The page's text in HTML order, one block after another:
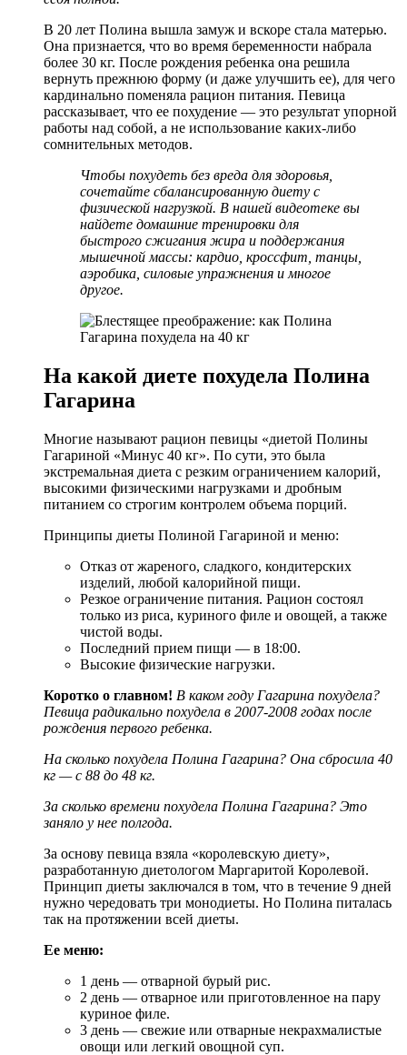
В 20 лет Полина вышла замуж и вскоре стала матерью.
Она признается, что во время беременности набрала
более 30 кг. После рождения ребенка она решила
вернуть прежнюю форму (и даже улучшить ее), для чего
кардинально поменяла рацион питания. Певица
рассказывает, что ее похудение — это результат упорной
работы над собой, а не использование каких-либо
сомнительных методов.
Чтобы похудеть без вреда для здоровья,
сочетайте сбалансированную диету с
физической нагрузкой. В нашей видеотеке вы
найдете домашние тренировки для
быстрого сжигания жира и поддержания
мышечной массы: кардио, кроссфит, танцы,
аэробика, силовые упражнения и многое
другое.
На какой диете похудела Полина
Гагарина
Многие называют рацион певицы «диетой Полины
Гагариной «Минус 40 кг». По сути, это была
экстремальная диета с резким ограничением калорий,
высокими физическими нагрузками и дробным
питанием со строгим контролем объема порций.
Принципы диеты Полиной Гагариной и меню:
Отказ от жареного, сладкого, кондитерских
изделий, любой калорийной пищи.
Резкое ограничение питания. Рацион состоял
только из риса, куриного филе и овощей, а также
чистой воды.
Последний прием пищи — в 18:00.
Высокие физические нагрузки.
Коротко о главном! В каком году Гагарина похудела?
Певица радикально похудела в 2007-2008 годах после
рождения первого ребенка.
На сколько похудела Полина Гагарина? Она сбросила 40
кг — с 88 до 48 кг.
За сколько времени похудела Полина Гагарина? Это
заняло у нее полгода.
За основу певица взяла «королевскую диету»,
разработанную диетологом Маргаритой Королевой.
Принцип диеты заключался в том, что в течение 9 дней
нужно чередовать три монодиеты. Но Полина питалась
так на протяжении всей диеты.
Ее меню:
1 день — отварной бурый рис.
2 день — отварное или приготовленное на пару
куриное филе.
3 день — свежие или отварные некрахмалистые
овощи или легкий овощной суп.